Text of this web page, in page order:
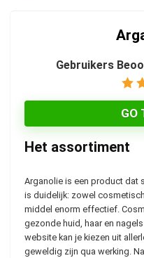
Gebruikers
GO
Het assortiment
Arganolie is een product dat
is duidelijk: zowel
middel enorm effectief.
gezonde huid, haar en
website kan je kiezen uit
geweldig zijn qua werking.